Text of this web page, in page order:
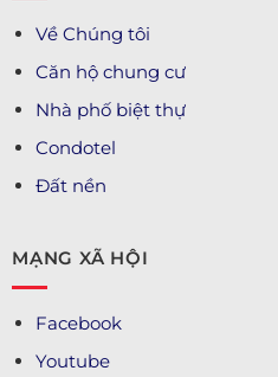
Về Chúng tôi
Căn hộ chung cư
Nhà phố biệt thự
Condotel
Đất nền
MẠNG XÃ HỘI
Facebook
Youtube